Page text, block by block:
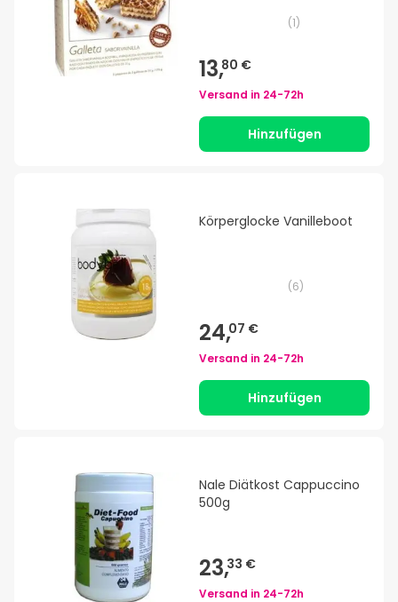
(1)
13,80 €
Versand in 24-72h
Hinzufügen
Körperglocke Vanilleboot
(6)
24,07 €
Versand in 24-72h
Hinzufügen
Nale Diätkost Cappuccino
500g
23,33 €
Versand in 24-72h